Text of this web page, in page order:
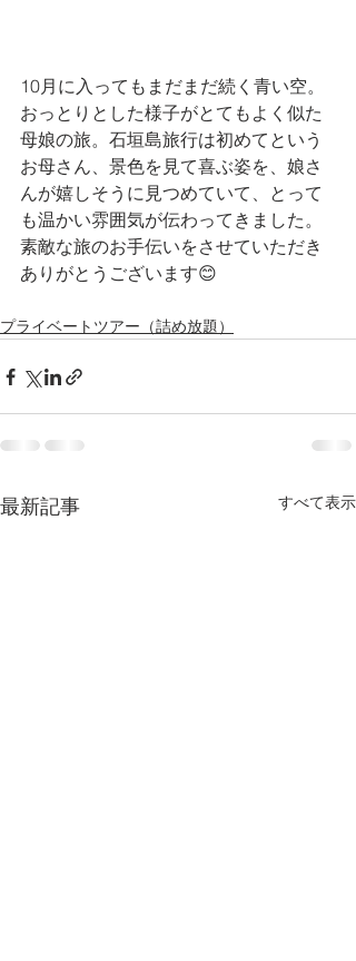
10月に入ってもまだまだ続く青い空。
おっとりとした様子がとてもよく似た
母娘の旅。石垣島旅行は初めてという
お母さん、景色を見て喜ぶ姿を、娘さ
んが嬉しそうに見つめていて、とって
も温かい雰囲気が伝わってきました。
素敵な旅のお手伝いをさせていただき
ありがとうございます😊
プライベートツアー（詰め放題）
最新記事 すべて表示